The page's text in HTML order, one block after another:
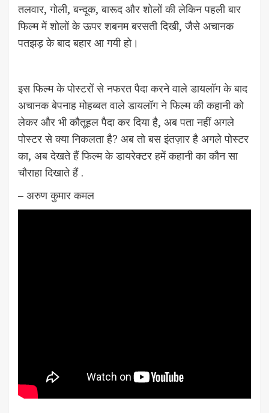
तलवार, गोली, बन्दूक, बारूद और शोलों की लेकिन पहली बार
फिल्म में शोलों के ऊपर शबनम बरसती दिखी, जैसे अचानक
पतझड़ के बाद बहार आ गयी हो।
इस फिल्म के पोस्टरों से नफरत पैदा करने वाले डायलॉग के बाद
अचानक बेपनाह मोहब्बत वाले डायलॉग ने फिल्म की कहानी को
लेकर और भी कौतूहल पैदा कर दिया है, अब पता नहीं अगले
पोस्टर से क्या निकलता है? अब तो बस इंतज़ार है अगले पोस्टर
का, अब देखते हैं फिल्म के डायरेक्टर हमें कहानी का कौन सा
चौराहा दिखाते हैं .
– अरुण कुमार कमल